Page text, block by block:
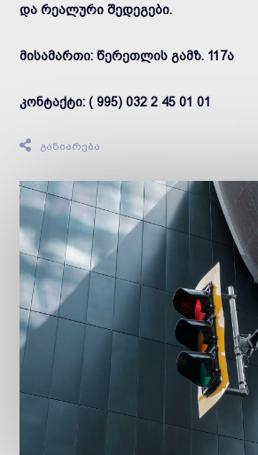
და რეალური შედეგები.
მისამართი: წერეთლის გამზ. 117ა
კონტაქტი: ( 995) 032 2 45 01 01
გაზიარება